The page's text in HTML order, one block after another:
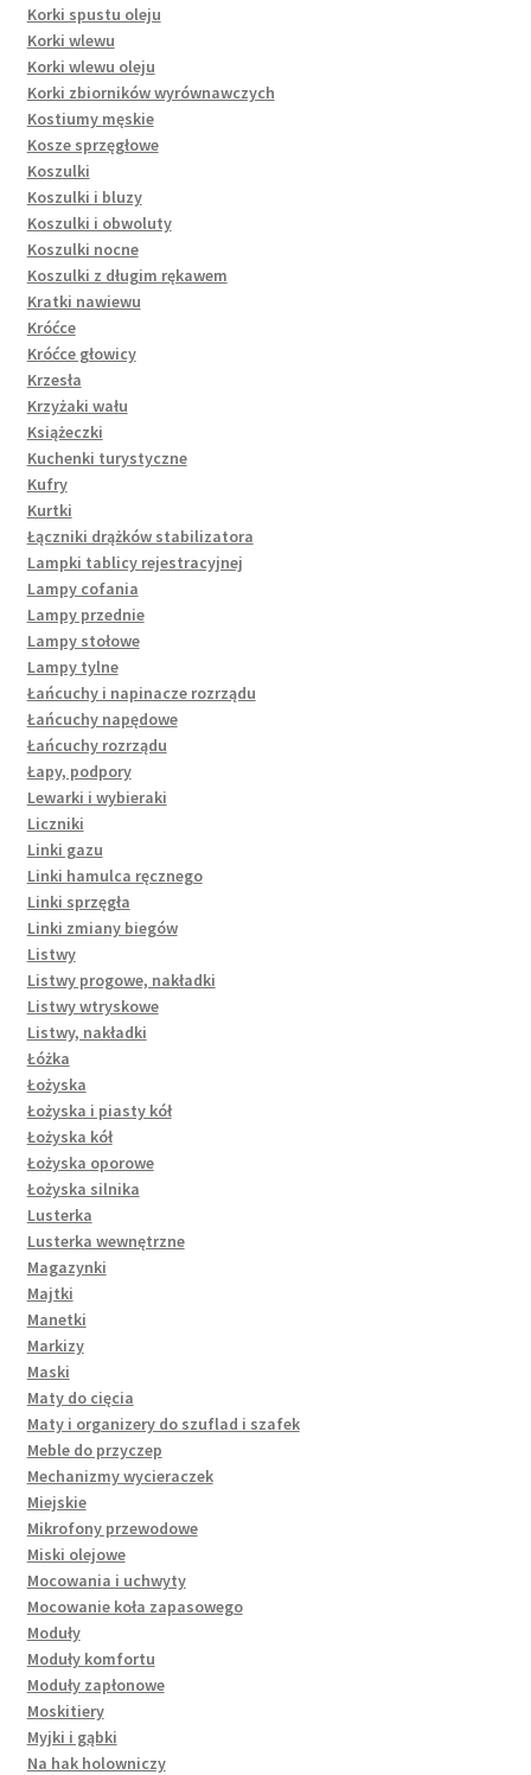
Korki spustu oleju
Korki wlewu
Korki wlewu oleju
Korki zbiorników wyrównawczych
Kostiumy męskie
Kosze sprzęgłowe
Koszulki
Koszulki i bluzy
Koszulki i obwoluty
Koszulki nocne
Koszulki z długim rękawem
Kratki nawiewu
Króćce
Króćce głowicy
Krzesła
Krzyżaki wału
Książeczki
Kuchenki turystyczne
Kufry
Kurtki
Łączniki drążków stabilizatora
Lampki tablicy rejestracyjnej
Lampy cofania
Lampy przednie
Lampy stołowe
Lampy tylne
Łańcuchy i napinacze rozrządu
Łańcuchy napędowe
Łańcuchy rozrządu
Łapy, podpory
Lewarki i wybieraki
Liczniki
Linki gazu
Linki hamulca ręcznego
Linki sprzęgła
Linki zmiany biegów
Listwy
Listwy progowe, nakładki
Listwy wtryskowe
Listwy, nakładki
Łóżka
Łożyska
Łożyska i piasty kół
Łożyska kół
Łożyska oporowe
Łożyska silnika
Lusterka
Lusterka wewnętrzne
Magazynki
Majtki
Manetki
Markizy
Maski
Maty do cięcia
Maty i organizery do szuflad i szafek
Meble do przyczep
Mechanizmy wycieraczek
Miejskie
Mikrofony przewodowe
Miski olejowe
Mocowania i uchwyty
Mocowanie koła zapasowego
Moduły
Moduły komfortu
Moduły zapłonowe
Moskitiery
Myjki i gąbki
Na hak holowniczy